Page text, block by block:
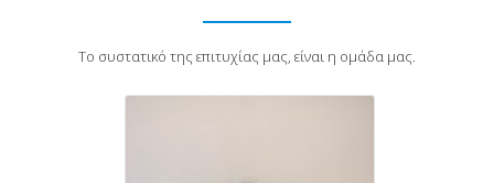
Το συστατικό της επιτυχίας μας, είναι η ομάδα μας.